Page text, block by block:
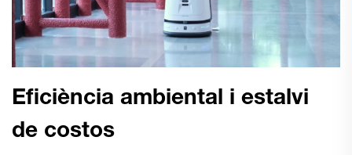
Eficiència ambiental i estalvi
de costos